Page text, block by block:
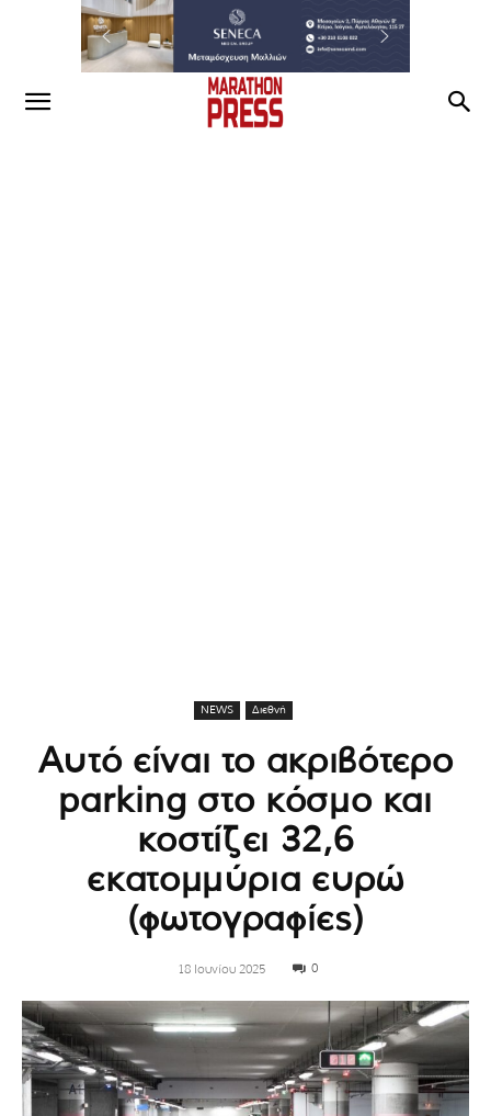
NEWS Διεθνή
Αυτό είναι το ακριβότερο
parking στο κόσμο και
κοστίζει 32,6
εκατομμύρια ευρώ
(φωτογραφίες)
18 Ιουνίου 2025 0